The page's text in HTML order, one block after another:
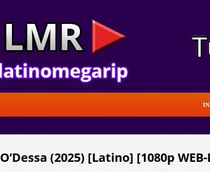
O’Dessa (2025) [Latino] [1080p